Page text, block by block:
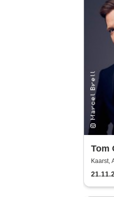
Tom
Kaarst,